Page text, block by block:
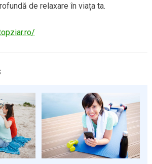
de relaxare în viața ta.